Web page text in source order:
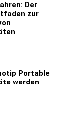
Der
zur
Portable
werden